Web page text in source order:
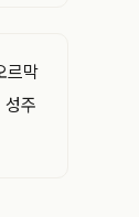
르막
성주